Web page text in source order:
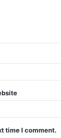
time I comment.